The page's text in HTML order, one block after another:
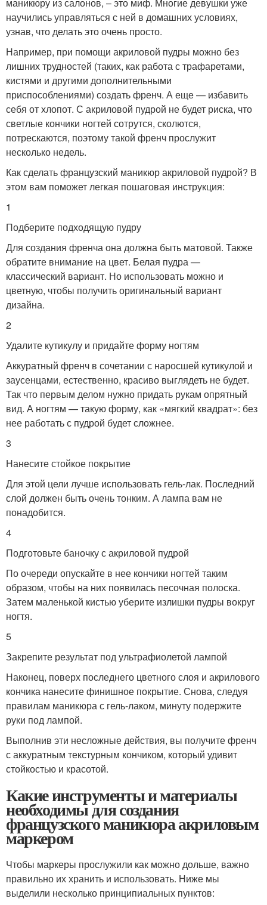
научились управляться с ней в домашних условиях,
узнав, что делать это очень просто.
Например, при помощи акриловой пудры можно без
лишних трудностей (таких, как работа с трафаретами,
кистями и другими дополнительными
приспособлениями) создать френч. А еще — избавить
себя от хлопот. С акриловой пудрой не будет риска, что
светлые кончики ногтей сотрутся, сколются,
потрескаются, поэтому такой френч прослужит
несколько недель.
Как сделать французский маникюр акриловой пудрой? В
этом вам поможет легкая пошаговая инструкция:
1
Подберите подходящую пудру
Для создания френча она должна быть матовой. Также
обратите внимание на цвет. Белая пудра —
классический вариант. Но использовать можно и
цветную, чтобы получить оригинальный вариант
дизайна.
2
Удалите кутикулу и придайте форму ногтям
Аккуратный френч в сочетании с наросшей кутикулой и
заусенцами, естественно, красиво выглядеть не будет.
Так что первым делом нужно придать рукам опрятный
вид. А ногтям — такую форму, как «мягкий квадрат»: без
нее работать с пудрой будет сложнее.
3
Нанесите стойкое покрытие
Для этой цели лучше использовать гель-лак. Последний
слой должен быть очень тонким. А лампа вам не
понадобится.
4
Подготовьте баночку с акриловой пудрой
По очереди опускайте в нее кончики ногтей таким
образом, чтобы на них появилась песочная полоска.
Затем маленькой кистью уберите излишки пудры вокруг
ногтя.
5
Закрепите результат под ультрафиолетой лампой
Наконец, поверх последнего цветного слоя и акрилового
кончика нанесите финишное покрытие. Снова, следуя
правилам маникюра с гель-лаком, минуту подержите
руки под лампой.
Выполнив эти несложные действия, вы получите френч
с аккуратным текстурным кончиком, который удивит
стойкостью и красотой.
Какие инструменты и материалы
необходимы для создания
французского маникюра акриловым
маркером
Чтобы маркеры прослужили как можно дольше, важно
правильно их хранить и использовать. Ниже мы
выделили несколько принципиальных пунктов: